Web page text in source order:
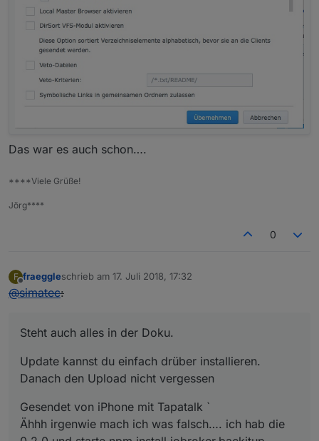
Das war es auch schon….
****Viele Grüße!
Jörg****
0
F
Offline
fraeggleschrieb am 17. Juli 2018, 17:32
zuletzt editiert von
@simatec:
Steht auch alles in der Doku.
Update kannst du einfach drüber installieren.
Danach den Upload nicht vergessen
Gesendet von iPhone mit Tapatalk `
Ähhh irgenwie mach ich was falsch…. ich hab die